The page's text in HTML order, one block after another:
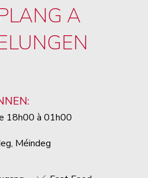
A
18h00 à 01h00
Méindeg